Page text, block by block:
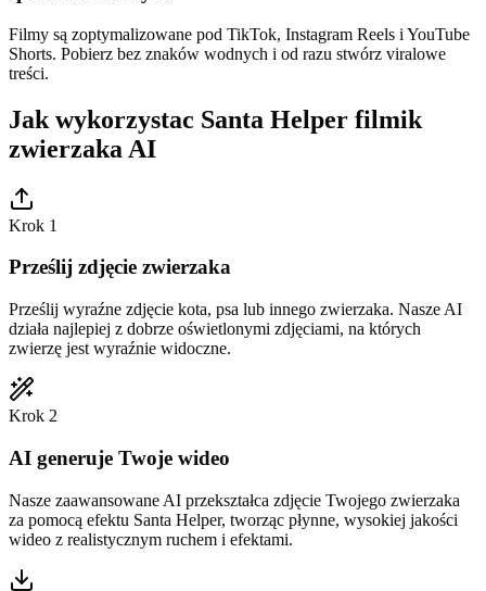
Filmy są zoptymalizowane pod TikTok, Instagram Reels i YouTube
Shorts. Pobierz bez znaków wodnych i od razu stwórz viralowe
treści.
Jak wykorzystac Santa Helper filmik
zwierzaka AI
Krok 1
Prześlij zdjęcie zwierzaka
Prześlij wyraźne zdjęcie kota, psa lub innego zwierzaka. Nasze AI
działa najlepiej z dobrze oświetlonymi zdjęciami, na których
zwierzę jest wyraźnie widoczne.
Krok 2
AI generuje Twoje wideo
Nasze zaawansowane AI przekształca zdjęcie Twojego zwierzaka
za pomocą efektu Santa Helper, tworząc płynne, wysokiej jakości
wideo z realistycznym ruchem i efektami.